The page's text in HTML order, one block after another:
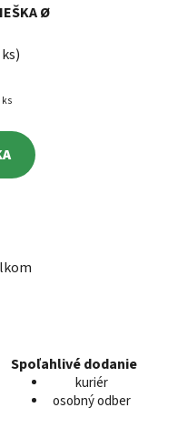
Ø
Spoľahlivé dodanie
kuriér
osobný odber